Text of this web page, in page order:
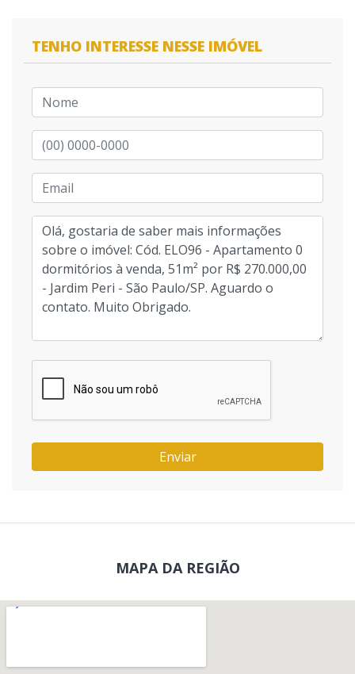
TENHO INTERESSE NESSE IMÓVEL
Enviar
MAPA DA REGIÃO